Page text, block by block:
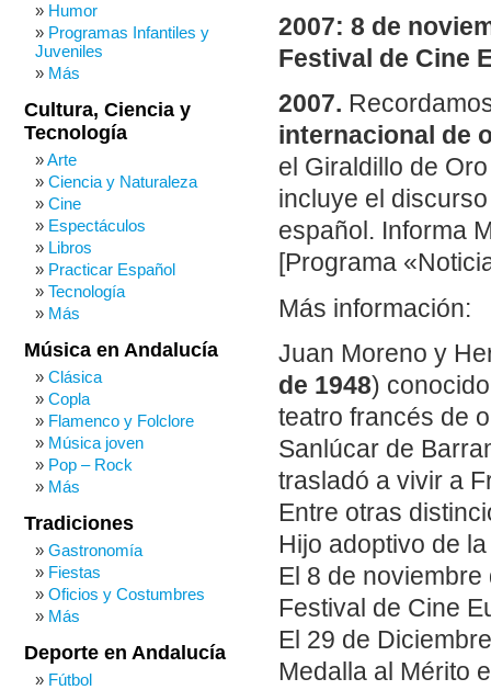
2007: 8 de
Festival de Cine
2007.
internacional de
el Giraldillo de
incluye el
español. Informa
[Programa
Más información:
Juan Moreno y
de 1948)
teatro francés de
Sanlúcar de
trasladó a vivir a
Entre otras
Hijo adoptivo de
El 8 de
Festival de Cine
El 29 de
Medalla al Mérito
Humor
Programas Infantiles y
Juveniles
Más
Cultura, Ciencia y
Tecnología
Arte
Ciencia y Naturaleza
Cine
Espectáculos
Libros
Practicar Español
Tecnología
Más
Música en Andalucía
Clásica
Copla
Flamenco y Folclore
Música joven
Pop – Rock
Más
Tradiciones
Gastronomía
Fiestas
Oficios y Costumbres
Más
Deporte en Andalucía
Fútbol